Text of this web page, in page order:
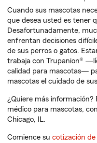
Cuando sus mascotas
que desea usted es tener
Desafortunadamente,
enfrentan decisiones
de sus perros o gatos.
trabaja con Trupanion®
calidad para mascotas—
mascotas el cuidado de
¿Quiere más información?
médico para mascotas,
Chicago, IL.
Comience su cotización